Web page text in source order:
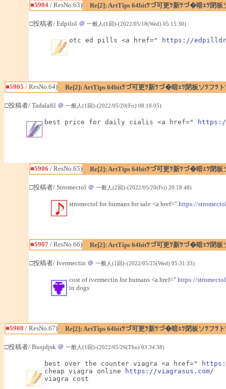
■5904/ ResNo.63) Re[2]: ArtTips 64bitﾂづ可更ﾂ新ﾂづ�暗ｪﾂ閉
□投稿者/ Edpilol ＠ 一般人(1回)-(2022/05/18(Wed) 05:15:30)
otc ed pills <a href=" https://
■5905 / ResNo.64) Re[2]: ArtTips 64bitﾂづ可更ﾂ新ﾂづ�暗ｪﾂ閉板ソﾂフﾂ
□投稿者/ Tadalafil ＠ 一般人(1回)-(2022/05/20(Fri) 08:18:05)
best price for daily cialis <a href="
■5906 / ResNo.65) Re[2]: ArtTips 64bitﾂづ可更ﾂ新ﾂづ�暗ｪﾂ閉
□投稿者/ Stromectol ＠ 一般人(2回)-(2022/05/20(Fri) 20:18:48)
stromectol for humans for sale <a href=" https://
■5907/ ResNo.66) Re[2]: ArtTips 64bitﾂづ可更ﾂ新ﾂづ�暗ｪﾂ閉
□投稿者/ Ivermectin ＠ 一般人(1回)-(2022/05/25(Wed) 05:31:33)
cost of ivermectin for humans <a href=" https://
in dogs
■5908 / ResNo.67) Re[2]: ArtTips 64bitﾂづ可更ﾂ新ﾂづ�暗ｪﾂ閉板ソﾂフﾂ
□投稿者/ Busjdjsk ＠ 一般人(1回)-(2022/05/26(Thu) 03:34:38)
best over the counter viagra <a href="
cheap viagra online
https://viagrasus.com/
viagra cost